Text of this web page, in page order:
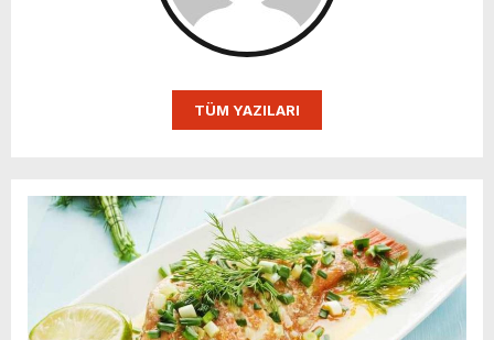
TÜM YAZILARI